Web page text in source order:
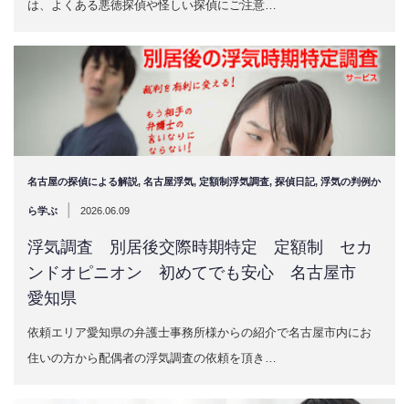
は、よくある悪徳探偵や怪しい探偵にご注意…
名古屋の探偵による解説, 名古屋浮気, 定額制浮気調査, 探偵日記, 浮気の判例か
ら学ぶ 2026.06.09
浮気調査 別居後交際時期特定 定額制 セカ
ンドオピニオン 初めてでも安心 名古屋市
愛知県
依頼エリア愛知県の弁護士事務所様からの紹介で名古屋市内にお
住いの方から配偶者の浮気調査の依頼を頂き…